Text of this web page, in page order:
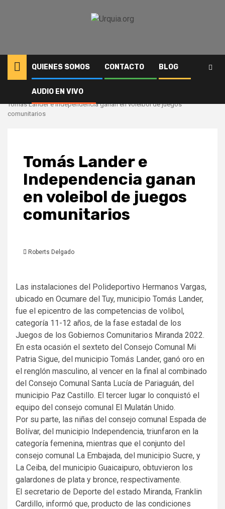
QUIENES SOMOS CONTACTO BLOG
AUDIO EN VIVO
Deportes
Tomás Lander e Independencia ganan en voleibol de juegos
comunitarios
Tomás Lander e
Independencia ganan
en voleibol de juegos
comunitarios
Roberts Delgado
Las instalaciones del Polideportivo Hermanos Vargas,
ubicado en Ocumare del Tuy, municipio Tomás Lander,
fue el epicentro de las competencias de volibol,
categoría 11-12 años, de la fase estadal de los
Juegos de los Gobiernos Comunitarios Miranda 2022.
En esta ocasión el sexteto del Consejo Comunal Mi
Patria Sigue, del municipio Tomás Lander, ganó oro en
el renglón masculino, al vencer en la final al combinado
del Consejo Comunal Santa Lucía de Pariaguán, del
municipio Paz Castillo. El tercer lugar lo conquistó el
equipo del consejo comunal El Mulatán Unido.
Por su parte, las niñas del consejo comunal Espada de
Bolívar, del municipio Independencia, triunfaron en la
categoría femenina, mientras que el conjunto del
consejo comunal La Embajada, del municipio Sucre, y
La Ceiba, del municipio Guaicaipuro, obtuvieron los
galardones de plata y bronce, respectivamente.
El secretario de Deporte del estado Miranda, Franklin
Cardillo, informó que, producto de las condiciones